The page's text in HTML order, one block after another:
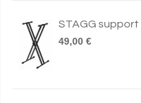
STAGG support
49,00 €